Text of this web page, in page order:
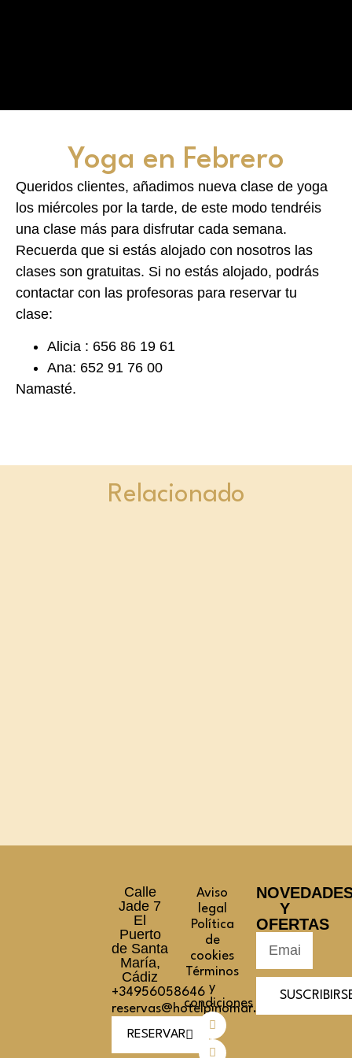
Yoga en Febrero
Queridos clientes, añadimos nueva clase de yoga
los miércoles por la tarde, de este modo tendréis
una clase más para disfrutar cada semana.
Recuerda que si estás alojado con nosotros las
clases son gratuitas. Si no estás alojado, podrás
contactar con las profesoras para reservar tu
clase:
Alicia : 656 86 19 61
Ana: 652 91 76 00
Namasté.
Relacionado
Calle
Jade 7
El
Puerto
de Santa
María,
Cádiz
+34956058646
reservas@hotelpinomar.com
RESERVAR
Aviso
legal
Política
de
cookies
Términos
y
condiciones
Y
OFERTAS